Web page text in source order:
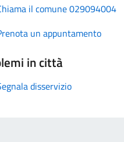
il comune 029094004
un appuntamento
in città
disservizio